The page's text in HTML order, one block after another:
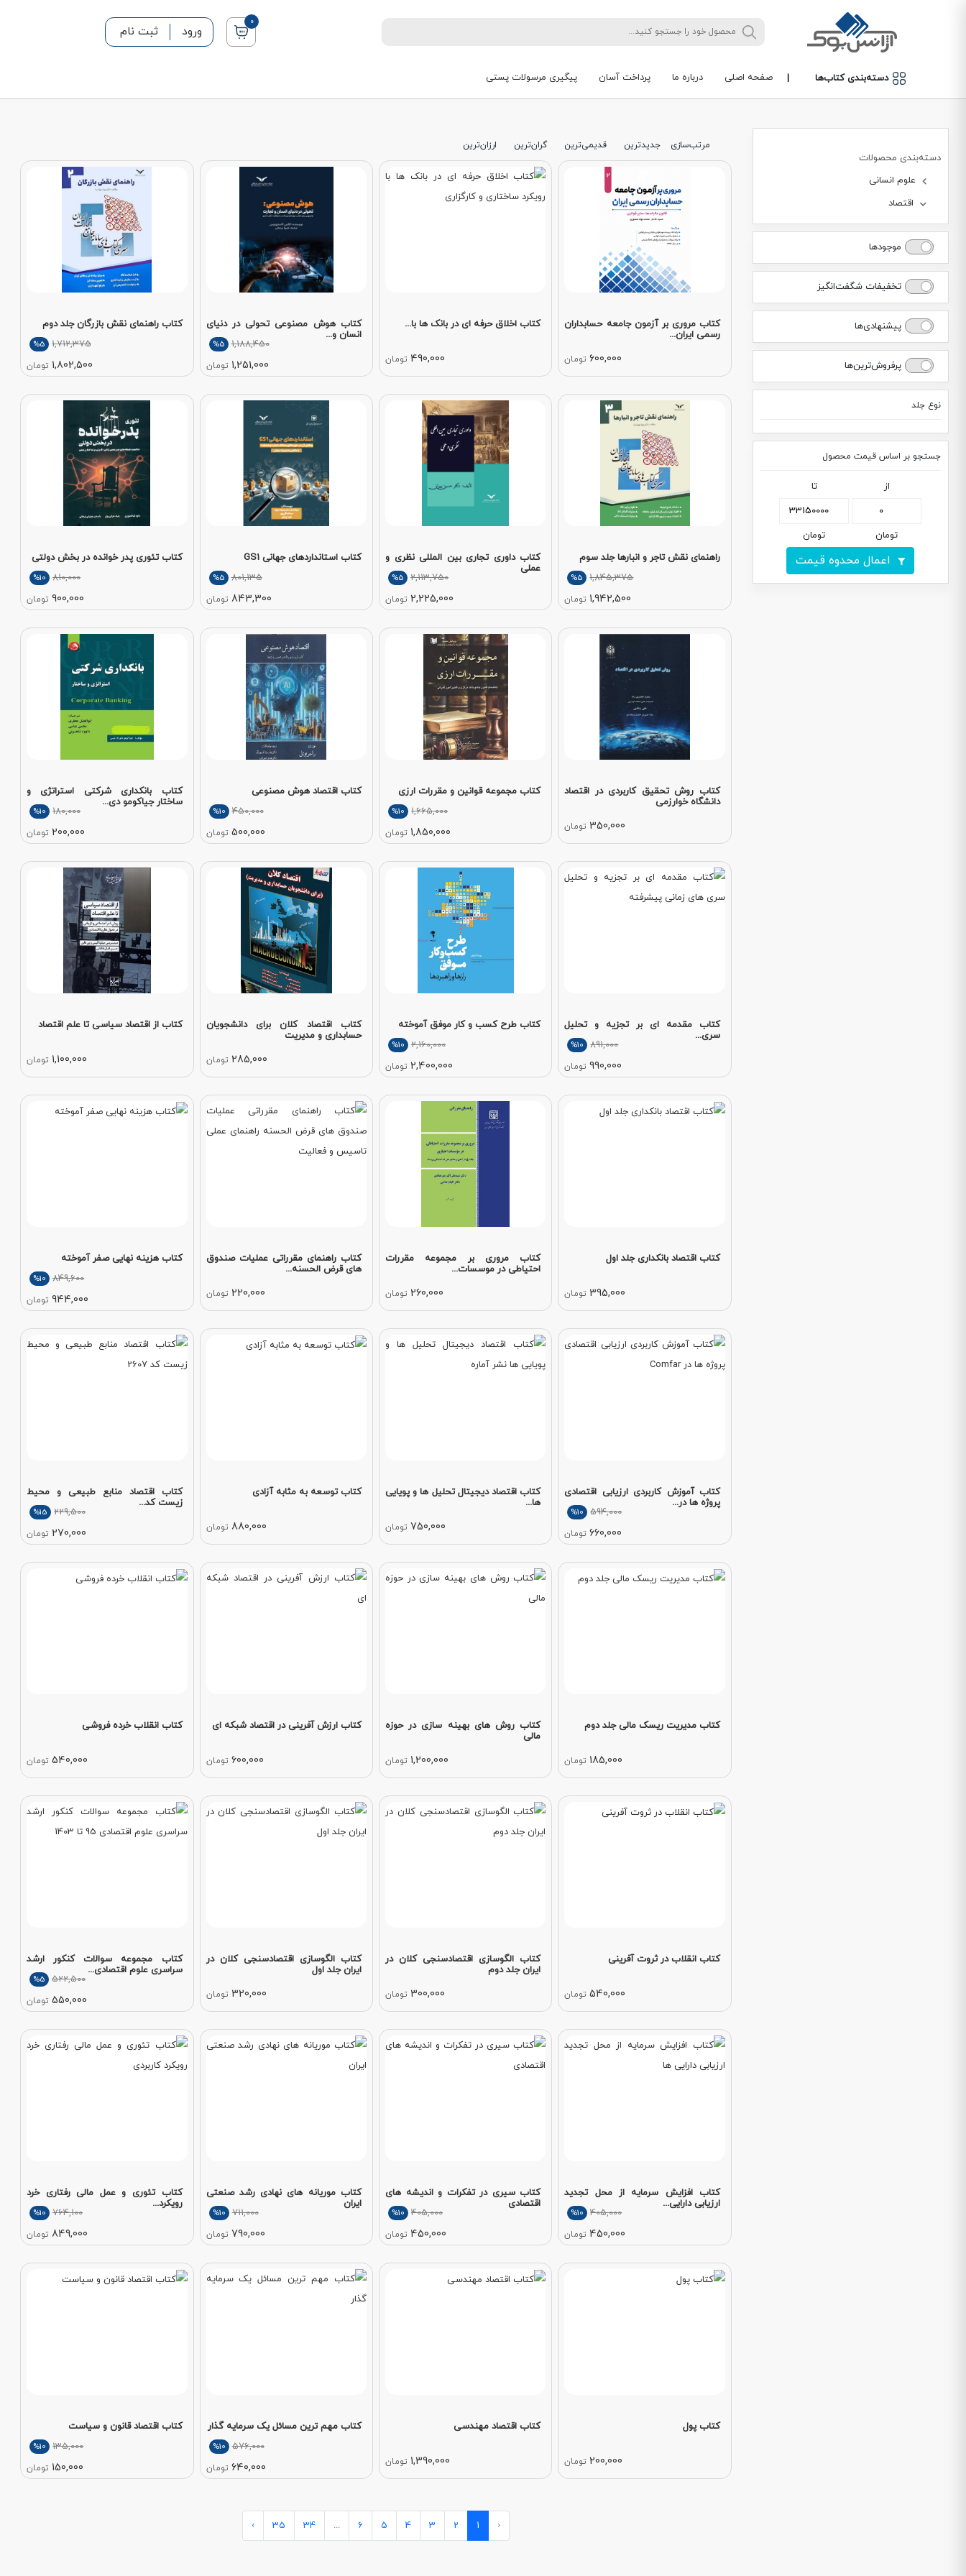
0
ورود ثبت نام
دسته‌بندی کتاب‌ها | صفحه اصلی درباره ما پرداخت آسان پیگیری مرسولات پستی
دسته‌بندی محصولات
علوم انسانی
اقتصاد
موجودها
تخفیفات شگفت‌انگیز
پیشنهادی‌ها
پرفروش‌ترین‌ها
نوع جلد
شومیز
گالینگور
جستجو بر اساس قیمت محصول
از
تومان
تا
تومان
اعمال محدوه قیمت
مرتب‌سازی جدیدترین قدیمی‌ترین گران‌ترین ارزان‌ترین
کتاب مروری بر آزمون جامعه حسابداران
رسمی ایران...
600,000 تومان
کتاب اخلاق حرفه ای در بانک ها با...
490,000 تومان
کتاب هوش مصنوعی تحولی در دنیای
انسان و...
1,188,450
%5
1,251,000 تومان
کتاب راهنمای نقش بازرگان جلد دوم
1,712,375
%5
1,802,500 تومان
راهنمای نقش تاجر و انبارها جلد سوم
1,845,375
%5
1,942,500 تومان
کتاب داوری تجاری بین المللی نظری و
عملی
2,113,750
%5
2,225,000 تومان
کتاب استانداردهای جهانی GS1
801,135
%5
843,300 تومان
کتاب تئوری پدر خوانده در بخش دولتی
810,000
%10
900,000 تومان
کتاب روش تحقیق کاربردی در اقتصاد
دانشگاه خوارزمی
350,000 تومان
کتاب مجموعه قوانین و مقررات ارزی
1,665,000
%10
1,850,000 تومان
کتاب اقتصاد هوش مصنوعی
450,000
%10
500,000 تومان
کتاب بانکداری شرکتی استراتژی و
ساختار جیاکومو دی...
180,000
%10
200,000 تومان
کتاب مقدمه ای بر تجزیه و تحلیل
سری...
891,000
%10
990,000 تومان
کتاب طرح کسب و کار موفق آموخته
2,160,000
%10
2,400,000 تومان
کتاب اقتصاد کلان برای دانشجویان
حسابداری و مدیریت
285,000 تومان
کتاب از اقتصاد سیاسی تا علم اقتصاد
1,100,000 تومان
کتاب اقتصاد بانکداری جلد اول
395,000 تومان
کتاب مروری بر مجموعه مقررات
احتیاطی در موسسات...
260,000 تومان
کتاب راهنمای مقرراتی عملیات صندوق
های قرض الحسنه...
220,000 تومان
کتاب هزینه نهایی صفر آموخته
849,600
%10
944,000 تومان
کتاب آموزش کاربردی ارزیابی اقتصادی
پروژه ها در...
594,000
%10
660,000 تومان
کتاب اقتصاد دیجیتال تحلیل ها و پویایی
ها...
750,000 تومان
کتاب توسعه به مثابه آزادی
880,000 تومان
کتاب اقتصاد منابع طبیعی و محیط
زیست کد...
229,500
%15
270,000 تومان
کتاب مدیریت ریسک مالی جلد دوم
185,000 تومان
کتاب روش های بهینه سازی در حوزه
مالی
1,200,000 تومان
کتاب ارزش آفرینی در اقتصاد شبکه ای
600,000 تومان
کتاب انقلاب خرده فروشی
540,000 تومان
کتاب انقلاب در ثروت آفرینی
540,000 تومان
کتاب الگوسازی اقتصادسنجی کلان در
ایران جلد دوم
300,000 تومان
کتاب الگوسازی اقتصادسنجی کلان در
ایران جلد اول
320,000 تومان
کتاب مجموعه سوالات کنکور ارشد
سراسری علوم اقتصادی...
522,500
%5
550,000 تومان
کتاب افزایش سرمایه از محل تجدید
ارزیابی دارایی...
405,000
%10
450,000 تومان
کتاب سیری در تفکرات و اندیشه های
اقتصادی
405,000
%10
450,000 تومان
کتاب موریانه های نهادی رشد صنعتی
ایران
711,000
%10
790,000 تومان
کتاب تئوری و عمل مالی رفتاری خرد
رویکرد...
764,100
%10
849,000 تومان
کتاب پول
200,000 تومان
کتاب اقتصاد مهندسی
1,390,000 تومان
کتاب مهم ترین مسائل یک سرمایه گذار
576,000
%10
640,000 تومان
کتاب اقتصاد قانون و سیاست
135,000
%10
150,000 تومان
‹
1
2
3
4
5
6
...
34
35
›